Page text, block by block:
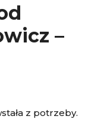
–
z potrzeby.